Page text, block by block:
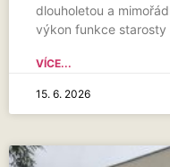
dlouholetou a
výkon funkce starosty
VÍCE...
15. 6. 2026